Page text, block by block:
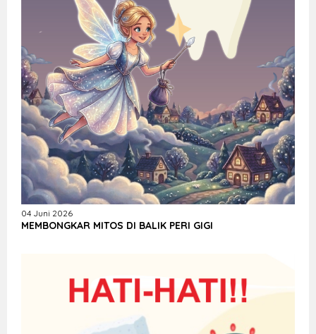
04 Juni 2026
MEMBONGKAR MITOS DI BALIK PERI GIGI